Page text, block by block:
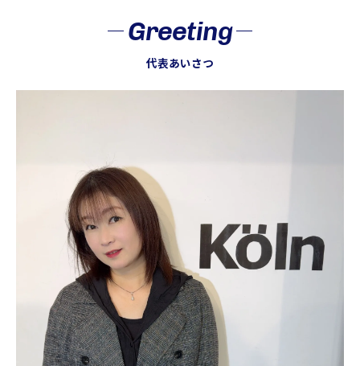
Greeting
代表あいさつ